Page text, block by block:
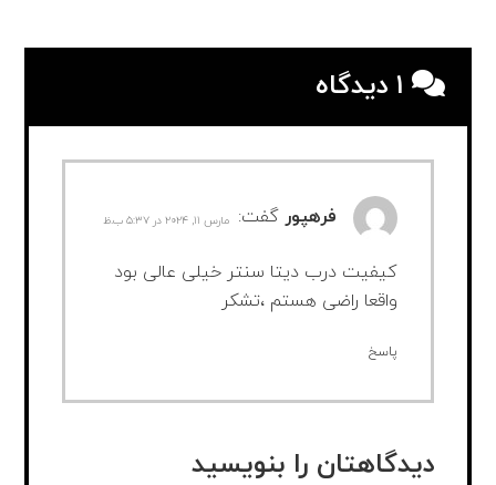
۱ دیدگاه
فرهپور گفت: مارس ۱۱, ۲۰۲۴ در ۵:۳۷ ب.ظ
کیفیت درب دیتا سنتر خیلی عالی بود
واقعا راضی هستم ،تشکر
پاسخ
دیدگاهتان را بنویسید